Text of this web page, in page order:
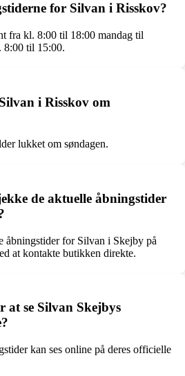
for Silvan i Risskov?
fra kl. 8:00 til 18:00 mandag til
8:00 til 15:00.
i Risskov om
lukket om søndagen.
de aktuelle åbningstider
åbningstider for Silvan i Skejby på
at kontakte butikken direkte.
at se Silvan Skejbys
kan ses online på deres officielle